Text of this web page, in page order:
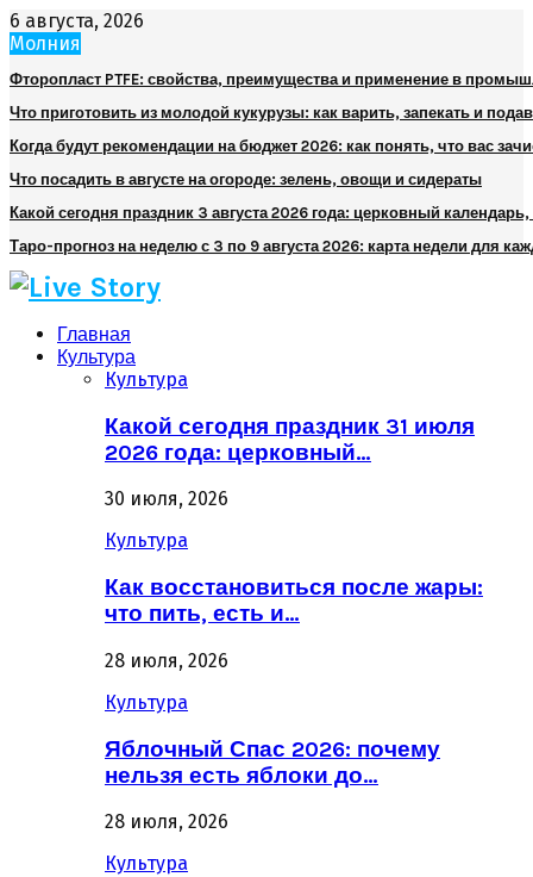
6 августа, 2026
Молния
Фторопласт PTFE: свойства, преимущества и применение в
Что приготовить из молодой кукурузы: как варить, запекать и
Когда будут рекомендации на бюджет 2026: как понять, что вас
Что посадить в августе на огороде: зелень, овощи и сидераты
Какой сегодня праздник 3 августа 2026 года: церковный
Таро-прогноз на неделю с 3 по 9 августа 2026: карта недели для
Главная
Культура
Культура
Какой сегодня праздник 31 июля
2026 года: церковный…
30 июля, 2026
Культура
Как восстановиться после жары:
что пить, есть и…
28 июля, 2026
Культура
Яблочный Спас 2026: почему
нельзя есть яблоки до…
28 июля, 2026
Культура